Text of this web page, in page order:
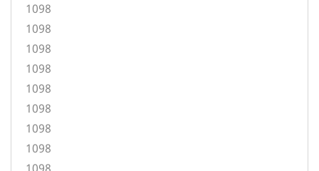
1098
1098
1098
1098
1098
1098
1098
1098